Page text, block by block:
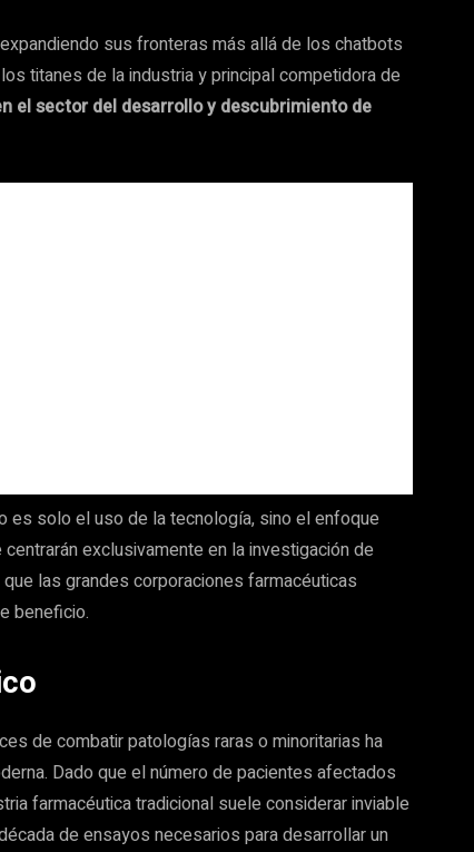
sus fronteras más allá de los chatbots
titanes de la industria y principal competidora de
el sector del desarrollo y descubrimiento de
es solo el uso de la tecnología, sino el enfoque
exclusivamente en la investigación de
las grandes corporaciones farmacéuticas
beneficio.
de combatir patologías raras o minoritarias ha
Dado que el número de pacientes afectados
farmacéutica tradicional suele considerar inviable
de ensayos necesarios para desarrollar un